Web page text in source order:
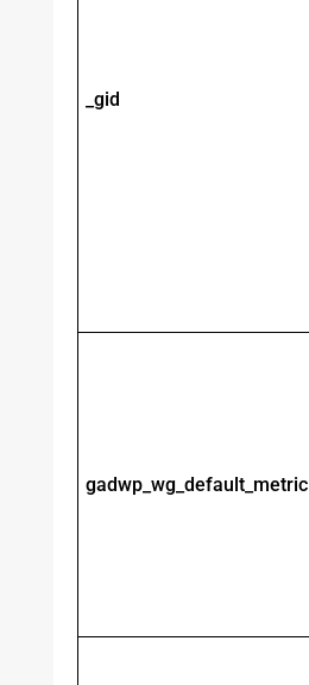
_gid
gadwp_wg_default_metric